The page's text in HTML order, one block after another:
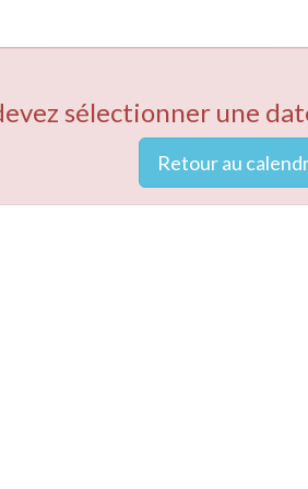
sélectionner une
Retour au